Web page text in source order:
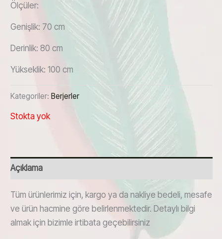
Ölçüler:
Genişlik: 70 cm
Derinlik: 80 cm
Yükseklik: 100 cm
Kategoriler: Berjerler
Stokta yok
Açıklama
Tüm ürünlerimiz için, kargo ya da nakliye bedeli, mesafe
ve ürün hacmine göre belirlenmektedir. Detaylı bilgi
almak için bizimle irtibata geçebilirsiniz